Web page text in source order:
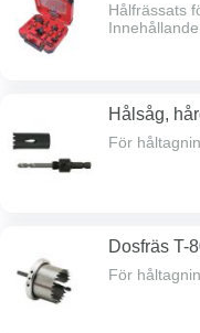
Hålfrässats
Hålsåg,
För
Dosfräs T-
För